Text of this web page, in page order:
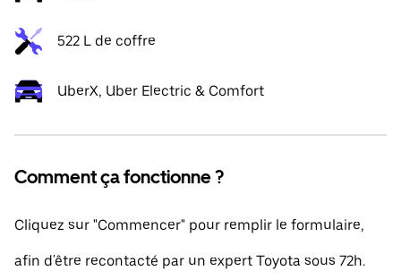
522 L de coffre
UberX, Uber Electric & Comfort
Comment ça fonctionne ?
Cliquez sur "Commencer" pour remplir le formulaire,
afin d'être recontacté par un expert Toyota sous 72h.